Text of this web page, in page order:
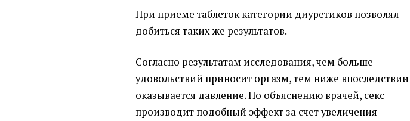
При приеме таблеток категории диуретиков позволял
добиться таких же результатов.
Согласно результатам исследования, чем больше
удовольствий приносит оргазм, тем ниже впоследствии
оказывается давление. По объяснению врачей, секс
производит подобный эффект за счет увеличения